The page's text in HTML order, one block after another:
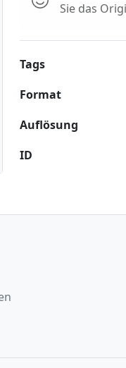
Sie das
Tags
Format
Auflösung
ID